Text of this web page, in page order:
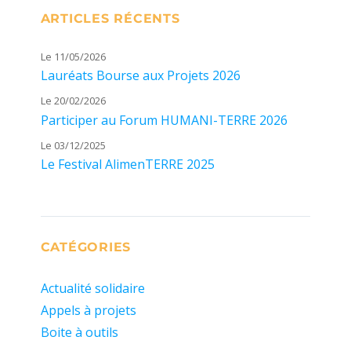
ARTICLES RÉCENTS
Le 11/05/2026
Lauréats Bourse aux Projets 2026
Le 20/02/2026
Participer au Forum HUMANI-TERRE 2026
Le 03/12/2025
Le Festival AlimenTERRE 2025
CATÉGORIES
Actualité solidaire
Appels à projets
Boite à outils